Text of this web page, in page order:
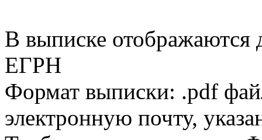
В выписке
ЕГРН
Формат выписки: .pdf
электронную почту,